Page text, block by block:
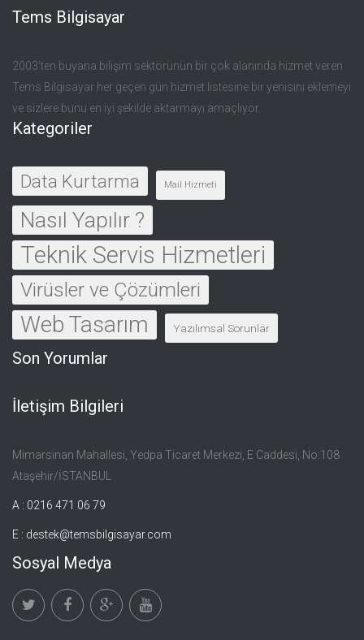
Tems Bilgisayar
2003’ten buyana bilişim sektörünün bir çok alanında hizmet veren
Tems Bilgisayar her geçen gün hizmet listesine bir yenisini eklemeyi
ve sizlere bunu en iyi şekilde aktarmayı amaçlıyor.
Kategoriler
Data Kurtarma Mail Hizmeti
Nasıl Yapılır ?
Teknik Servis Hizmetleri
Virüsler ve Çözümleri
Web Tasarım Yazılımsal Sorunlar
Son Yorumlar
İletişim Bilgileri
Mimarsinan Mahallesi, Yedpa Ticaret Merkezi, E Caddesi, No:108
Ataşehir/İSTANBUL
A : 0216 471 06 79
E : destek@temsbilgisayar.com
Sosyal Medya